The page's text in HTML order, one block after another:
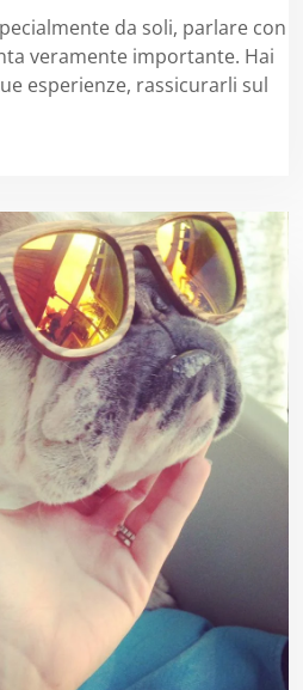
da soli, parlare con
veramente importante. Hai
esperienze, rassicurarli sul